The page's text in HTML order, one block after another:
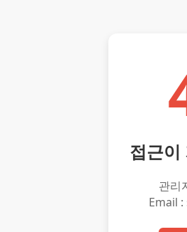
접근이
관리
Email